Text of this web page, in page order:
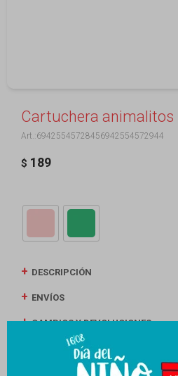
Cartuchera animalitos
69425545728456942554572944
$ 189
DESCRIPCIÓN
ENVÍOS
CAMBIOS Y DEVOLUCIONES
MEDIOS DE PAGO